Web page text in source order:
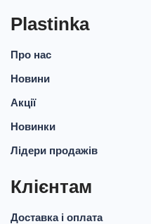
Plastinka
Про нас
Новини
Акції
Новинки
Лідери продажів
Клієнтам
Доставка і оплата